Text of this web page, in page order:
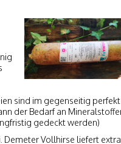
sind im gegenseitig perfekt
der Bedarf an
gedeckt werden)
Demeter Vollhirse liefert extra